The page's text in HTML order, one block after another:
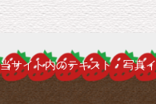
当サイト内のテキスト・写真